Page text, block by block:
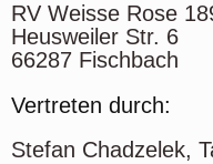
RV Weisse Rose
Heusweiler Str. 6
66287 Fischbach
Vertreten durch:
Stefan Chadzelek,